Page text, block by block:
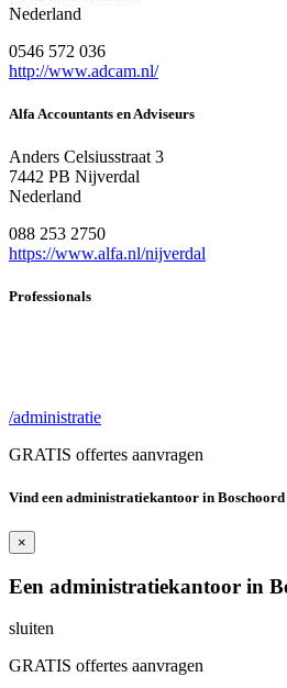
Nederland
0546 572 036
http://www.adcam.nl/
Alfa Accountants en Adviseurs
Anders Celsiusstraat 3
7442 PB Nijverdal
Nederland
088 253 2750
https://www.alfa.nl/nijverdal
Professionals
/administratie
GRATIS offertes aanvragen
Vind een administratiekantoor in Boschoord
×
Een administratiekantoor in
sluiten
GRATIS offertes aanvragen